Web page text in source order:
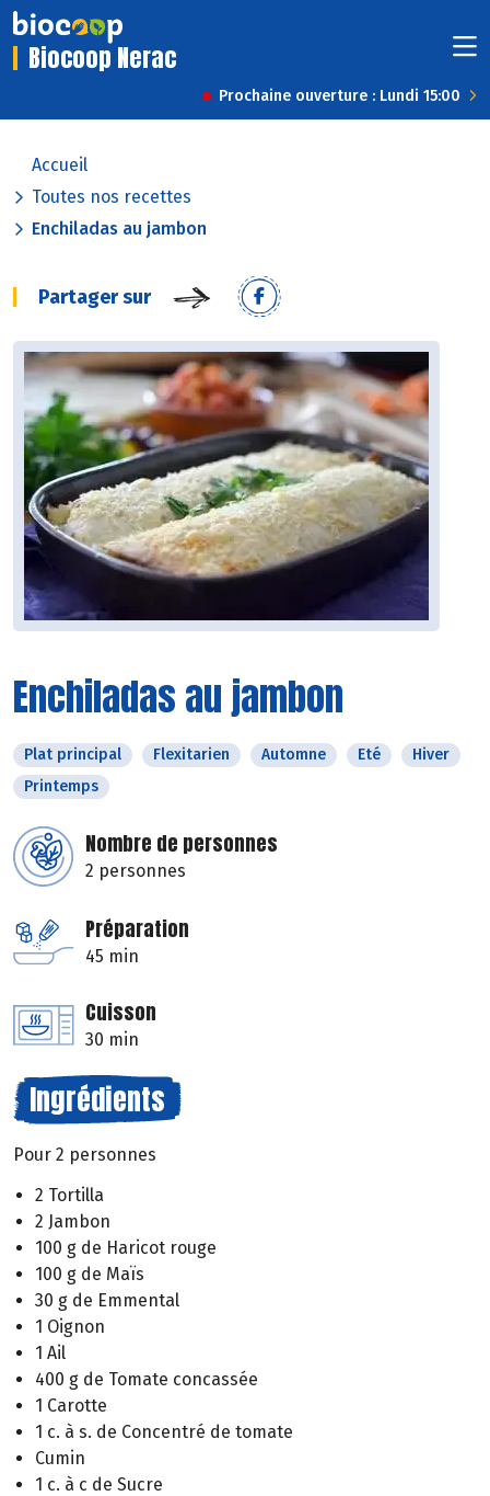
Biocoop Nerac
Prochaine ouverture : Lundi 15:00
Accueil
Toutes nos recettes
Enchiladas au jambon
Partager sur
Enchiladas au jambon
Plat principal Flexitarien Automne Eté
Hiver
Printemps
Nombre de personnes
2 personnes
Préparation
45 min
Cuisson
30 min
Ingrédients
Pour 2 personnes
2 Tortilla
2 Jambon
100 g de Haricot rouge
100 g de Maïs
30 g de Emmental
1 Oignon
1 Ail
400 g de Tomate concassée
1 Carotte
1 c. à s. de Concentré de tomate
Cumin
1 c. à c de Sucre